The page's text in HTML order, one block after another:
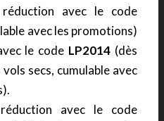
avec le code
avec les promotions)
le code LP2014 (dès
secs, cumulable avec
avec le code